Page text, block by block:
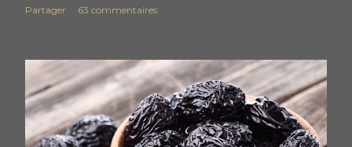
Partager 63 commentaires